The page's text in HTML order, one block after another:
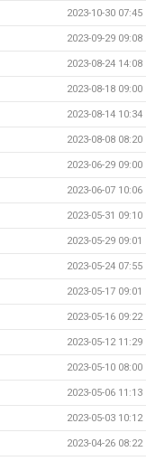
2023-10-30 07:45
2023-09-29 09:08
2023-08-24 14:08
2023-08-18 09:00
2023-08-14 10:34
2023-08-08 08:20
2023-06-29 09:00
2023-06-07 10:06
2023-05-31 09:10
2023-05-29 09:01
2023-05-24 07:55
2023-05-17 09:01
2023-05-16 09:22
2023-05-12 11:29
2023-05-10 08:00
2023-05-06 11:13
2023-05-03 10:12
2023-04-26 08:22